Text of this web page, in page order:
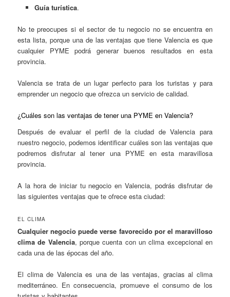
Guía turística.
No te preocupes si el sector de tu negocio no se encuentra en
esta lista, porque una de las ventajas que tiene Valencia es que
cualquier PYME podrá generar buenos resultados en esta
provincia.
Valencia se trata de un lugar perfecto para los turistas y para
emprender un negocio que ofrezca un servicio de calidad.
¿Cuáles son las ventajas de tener una PYME en Valencia?
Después de evaluar el perfil de la ciudad de Valencia para
nuestro negocio, podemos identificar cuáles son las ventajas que
podremos disfrutar al tener una PYME en esta maravillosa
provincia.
A la hora de iniciar tu negocio en Valencia, podrás disfrutar de
las siguientes ventajas que te ofrece esta ciudad:
EL CLIMA
Cualquier negocio puede verse favorecido por el maravilloso
clima de Valencia, porque cuenta con un clima excepcional en
cada una de las épocas del año.
El clima de Valencia es una de las ventajas, gracias al clima
mediterráneo. En consecuencia, promueve el consumo de los